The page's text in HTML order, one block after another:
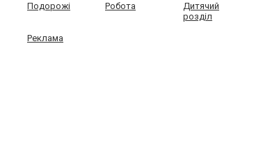
Подорожі Робота
Дитячий
розділ
Реклама